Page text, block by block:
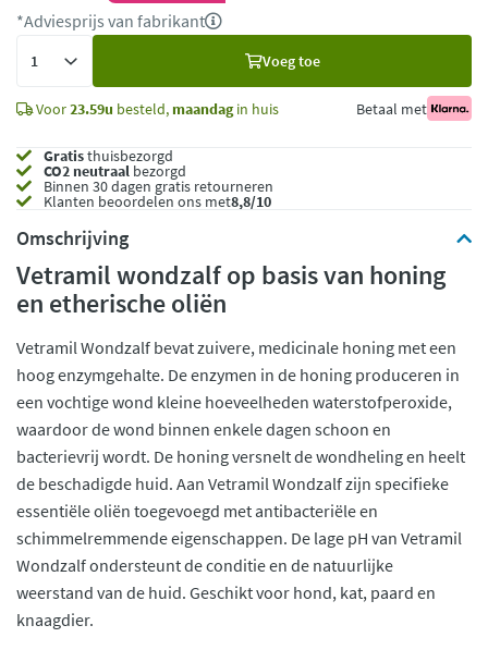
*Adviesprijs van fabrikant
Voeg toe
Voor23.59u besteld, maandagin huis Betaal met
Gratisthuisbezorgd
CO2 neutraal bezorgd
Binnen 30 dagen gratis retourneren
Klanten beoordelen ons met8,8/10
Omschrijving
Vetramil wondzalf op basis van honing
en etherische oliën
Vetramil Wondzalf bevat zuivere, medicinale honing met een
hoog enzymgehalte. De enzymen in de honing produceren in
een vochtige wond kleine hoeveelheden waterstofperoxide,
waardoor de wond binnen enkele dagen schoon en
bacterievrij wordt. De honing versnelt de wondheling en heelt
de beschadigde huid. Aan Vetramil Wondzalf zijn specifieke
essentiële oliën toegevoegd met antibacteriële en
schimmelremmende eigenschappen. De lage pH van Vetramil
Wondzalf ondersteunt de conditie en de natuurlijke
weerstand van de huid. Geschikt voor hond, kat, paard en
knaagdier.